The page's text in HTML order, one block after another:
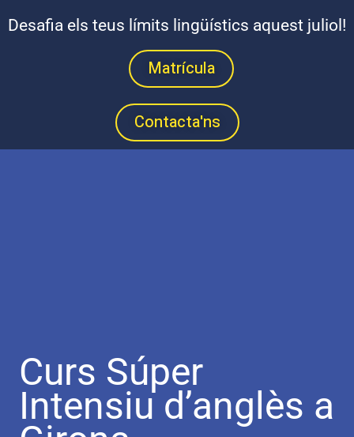
Desafia els teus límits lingüístics aquest juliol!
Matrícula
Contacta'ns
Curs Súper
Intensiu d’anglès a